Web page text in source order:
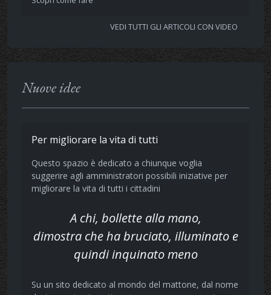
VEDI TUTTI GLI ARTICOLI CON VIDEO
Nuove idee
Per migliorare la vita di tutti
Questo spazio è dedicato a chiunque voglia
suggerire agli amministratori possibili iniziative per
migliorare la vita di tutti i cittadini
A chi, bollette alla mano,
dimostra che ha bruciato, illuminato e
quindi inquinato meno
Su un sito dedicato al mondo del mattone, dal nome